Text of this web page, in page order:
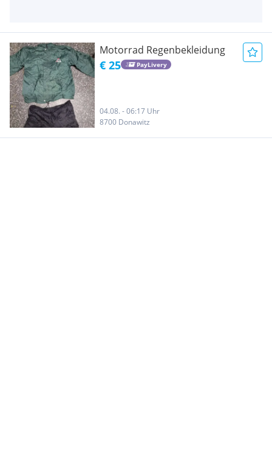
Motorrad Regenbekleidung
€ 25 PayLivery
04.08. - 06:17 Uhr
8700 Donawitz